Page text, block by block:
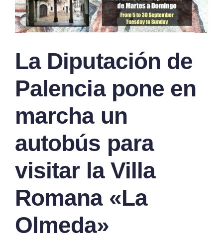
La Diputación de
Palencia pone en
marcha un
autobús para
visitar la Villa
Romana «La
Olmeda»